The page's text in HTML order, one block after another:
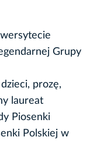
Grupy
prozę,
laureat
Piosenki
Polskiej w